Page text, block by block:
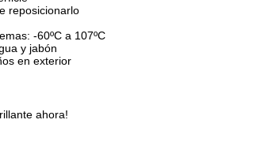
reposicionarlo
-60ºC a 107ºC
y jabón
en exterior
ahora!